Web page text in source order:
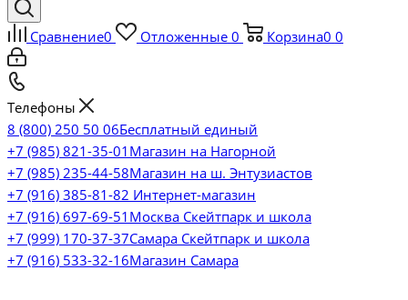
Сравнение0 Отложенные 0 Корзина0 0
Телефоны
8 (800) 250 50 06Бесплатный единый
+7 (985) 821-35-01 Магазин на Нагорной
+7 (985) 235-44-58Магазин на ш. Энтузиастов
+7 (916) 385-81-82 Интернет-магазин
+7 (916) 697-69-51 Москва Скейтпарк и школа
+7 (999) 170-37-37Самара Скейтпарк и школа
+7 (916) 533-32-16Магазин Самара